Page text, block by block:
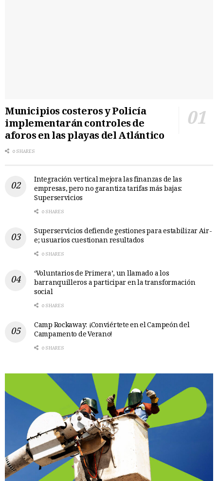
Municipios costeros y Policía
implementarán controles de
aforos en las playas del Atlántico
0 SHARES
Integración vertical mejora las finanzas de las
empresas, pero no garantiza tarifas más bajas:
Superservicios
0 SHARES
Superservicios defiende gestiones para estabilizar Air-
e; usuarios cuestionan resultados
0 SHARES
‘Voluntarios de Primera’, un llamado a los
barranquilleros a participar en la transformación
social
0 SHARES
Camp Rockaway: ¡Conviértete en el Campeón del
Campamento de Verano!
0 SHARES